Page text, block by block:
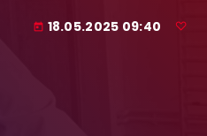
today 18.05.2025 09:40